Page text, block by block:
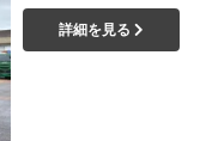
詳細を見る